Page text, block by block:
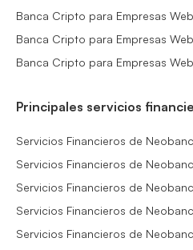
Banca Cripto para Empresas
Banca Cripto para Empresas
Banca Cripto para Empresas
Principales servicios
Servicios Financieros de
Servicios Financieros de
Servicios Financieros de
Servicios Financieros de
Servicios Financieros de